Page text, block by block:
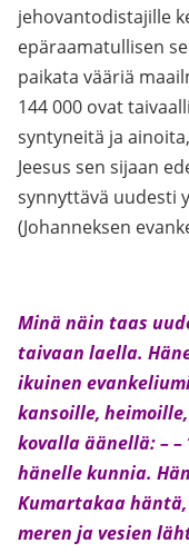
jehovantodistajille
epäraamatullisen
paikata vääriä
144 000 ovat
syntyneitä ja
Jeesus sen sijaan
synnyttävä uudesti
(Johanneksen
Minä näin taas
taivaan laella.
ikuinen
kansoille,
kovalla äänellä: –
hänelle kunnia.
Kumartakaa
meren ja vesien